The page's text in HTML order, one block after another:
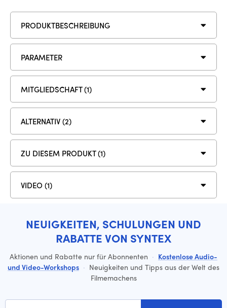
PRODUKTBESCHREIBUNG
PARAMETER
MITGLIEDSCHAFT (1)
ALTERNATIV (2)
ZU DIESEM PRODUKT (1)
VIDEO (1)
NEUIGKEITEN, SCHULUNGEN UND
RABATTE VON SYNTEX
Aktionen und Rabatte nur für Abonnenten · Kostenlose Audio-
und Video-Workshops · Neuigkeiten und Tipps aus der Welt des
Filmemachens